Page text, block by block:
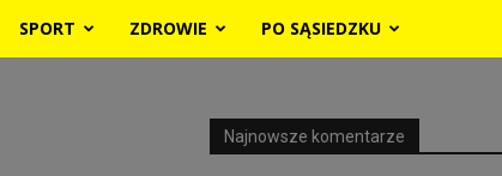
SPORT ZDROWIE PO SĄSIEDZKU
Najnowsze komentarze